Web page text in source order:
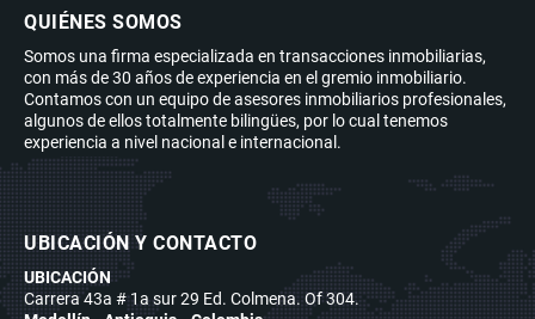
QUIÉNES SOMOS
Somos una firma especializada en transacciones inmobiliarias,
con más de 30 años de experiencia en el gremio inmobiliario.
Contamos con un equipo de asesores inmobiliarios profesionales,
algunos de ellos totalmente bilingües, por lo cual tenemos
experiencia a nivel nacional e internacional.
UBICACIÓN Y CONTACTO
UBICACIÓN
Carrera 43a # 1a sur 29 Ed. Colmena. Of 304.